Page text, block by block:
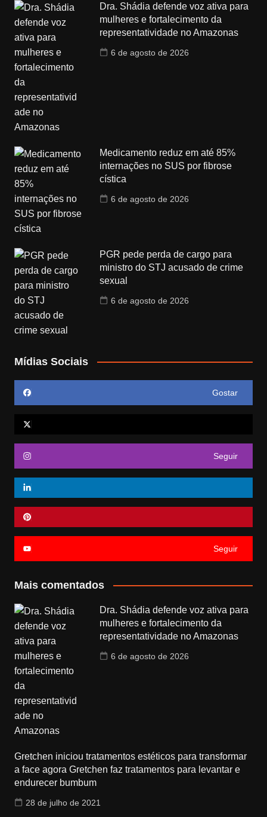
Dra. Shádia defende voz ativa para
mulheres e fortalecimento da
representatividade no Amazonas
6 de agosto de 2026
Medicamento reduz em até 85%
internações no SUS por fibrose
cística
6 de agosto de 2026
PGR pede perda de cargo para
ministro do STJ acusado de crime
sexual
6 de agosto de 2026
Mídias Sociais
Gostar
Seguir
Seguir
Mais comentados
Dra. Shádia defende voz ativa para
mulheres e fortalecimento da
representatividade no Amazonas
6 de agosto de 2026
Gretchen iniciou tratamentos estéticos para transformar
a face agora Gretchen faz tratamentos para levantar e
endurecer bumbum
28 de julho de 2021